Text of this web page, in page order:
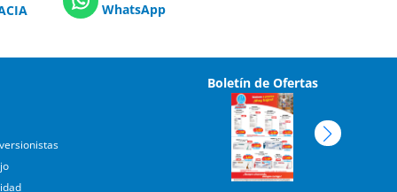
WhatsApp
Boletín de Ofertas